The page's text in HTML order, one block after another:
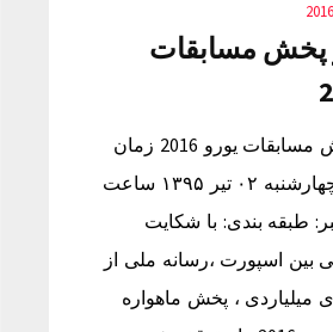
پخش مسابقات
اختلال در پخش مسابقات یورو 2016 زمان
دریافت خبر: چهارشنبه ۰۲ تیر ۱۳۹۵ ساعت
خبر: طبقه بندی: با شکایت
بین اسپورت ،رسانه ملی از
میلیاردی ، پخش ماهواره